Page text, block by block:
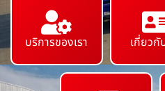
บริการของเรา เกี่ยวกั